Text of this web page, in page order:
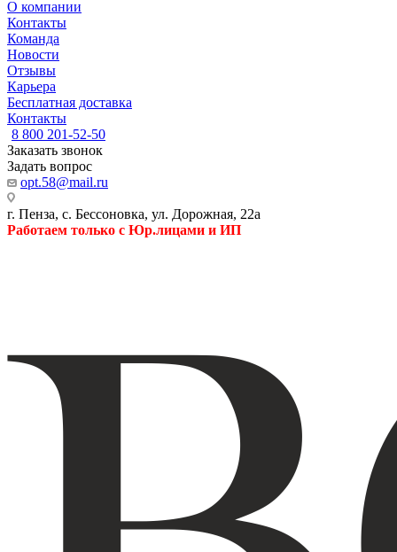
О компании
Контакты
Команда
Новости
Отзывы
Карьера
Бесплатная доставка
Контакты
8 800 201-52-50
Заказать звонок
Задать вопрос
opt.58@mail.ru
г. Пенза, с. Бессоновка, ул. Дорожная, 22а
Работаем только с Юр.лицами и ИП